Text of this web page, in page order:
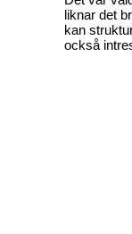
liknar det
kan
också